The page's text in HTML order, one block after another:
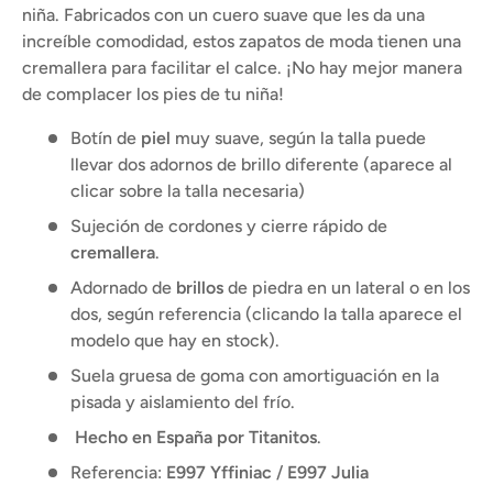
niña. Fabricados con un cuero suave que les da una
increíble comodidad, estos zapatos de moda tienen una
cremallera para facilitar el calce. ¡No hay mejor manera
de complacer los pies de tu niña!
Botín de piel muy suave, según la talla puede
llevar dos adornos de brillo diferente (aparece al
clicar sobre la talla necesaria)
Sujeción de cordones y cierre rápido de
cremallera.
Adornado de brillos de piedra en un lateral o en los
dos, según referencia (clicando la talla aparece el
modelo que hay en stock).
Suela gruesa de goma con amortiguación en la
pisada y aislamiento del frío.
Hecho en España por Titanitos.
Referencia: E997 Yffiniac / E997 Julia